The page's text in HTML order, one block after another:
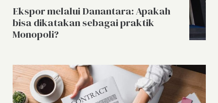
Ekspor melalui Danantara: Apakah
bisa dikatakan sebagai praktik
Monopoli?